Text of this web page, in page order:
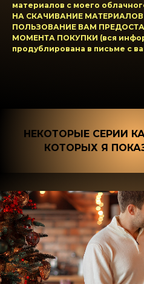
материалов с моего
НА СКАЧИВАНИЕ МАТЕРИАЛОВ
ПОЛЬЗОВАНИЕ ВАМ
МОМЕНТА ПОКУПКИ (вся
продублирована в письме с
НЕКОТОРЫЕ СЕРИИ
КОТОРЫХ Я